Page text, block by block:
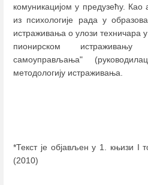
комуникацијом у предузећу. Као
из психологијe рада у
истраживања о улози техничара у
пионирском
самоуправљања"
методологију истраживања.
*Текст је објављен у 1. књизи I
(2010)